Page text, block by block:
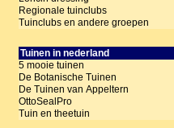
Regionale tuinclubs
Tuinclubs en andere groepen
Tuinen in nederland
5 mooie tuinen
De Botanische Tuinen
De Tuinen van Appeltern
OttoSealPro
Tuin en theetuin